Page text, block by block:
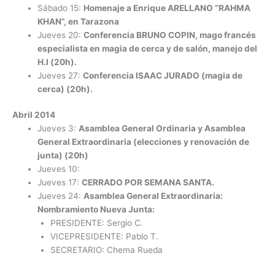
Sábado 15: Homenaje a Enrique ARELLANO “RAHMA
KHAN”, en Tarazona
Jueves 20:Conferencia BRUNO COPIN, mago francés
especialista en magia de cerca y de salón, manejo del
H.I (20h).
Jueves 27:Conferencia ISAAC JURADO (magia de
cerca) (20h).
Abril 2014
Jueves 3:Asamblea General Ordinaria y Asamblea
General Extraordinaria (elecciones y renovación de
junta) (20h)
Jueves 10:
Jueves 17:CERRADO POR SEMANA SANTA.
Jueves 24:Asamblea General Extraordinaria:
Nombramiento Nueva Junta:
PRESIDENTE: Sergio C.
VICEPRESIDENTE: Pablo T.
SECRETARIO: Chema Rueda